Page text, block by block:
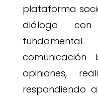
plataforma
diálogo
comunicación
opiniones,
respondiendo